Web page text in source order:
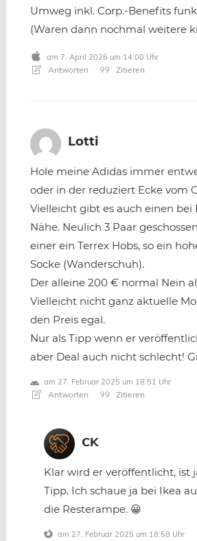
Umweg inkl. Corp.-Benefits
(Waren dann nochmal weitere
am 7. April 2026 um 14:00 Uhr
Antworten Zitieren
Lotti
Hole meine Adidas immer
oder in der reduziert Ecke vom
Vielleicht gibt es auch einen bei
Nähe. Neulich 3 Paar
einer ein Terrex Hobs, so ein
Socke (Wanderschuh).
Der alleine 200 € normal Nein
Vielleicht nicht ganz aktuelle
den Preis egal.
Nur als Tipp wenn er
aber Deal auch nicht schlecht!
am 27. Februar 2025 um 18:51 Uhr
Antworten Zitieren
CK
Klar wird er veröffentlicht, ist
Tipp. Ich schaue ja bei Ikea
die Resterampe. 😀
am 27. Februar 2025 um 18:58 Uhr